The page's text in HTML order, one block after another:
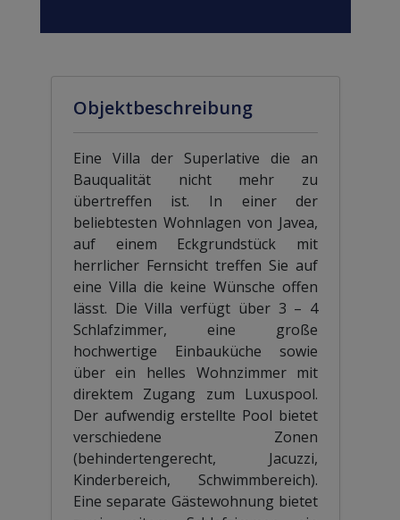
Objektbeschreibung
Eine Villa der Superlative die an
Bauqualität nicht mehr zu
übertreffen ist. In einer der
beliebtesten Wohnlagen von Javea,
auf einem Eckgrundstück mit
herrlicher Fernsicht treffen Sie auf
eine Villa die keine Wünsche offen
lässt. Die Villa verfügt über 3 – 4
Schlafzimmer, eine große
hochwertige Einbauküche sowie
über ein helles Wohnzimmer mit
direktem Zugang zum Luxuspool.
Der aufwendig erstellte Pool bietet
verschiedene Zonen
(behindertengerecht, Jacuzzi,
Kinderbereich, Schwimmbereich).
Eine separate Gästewohnung bietet